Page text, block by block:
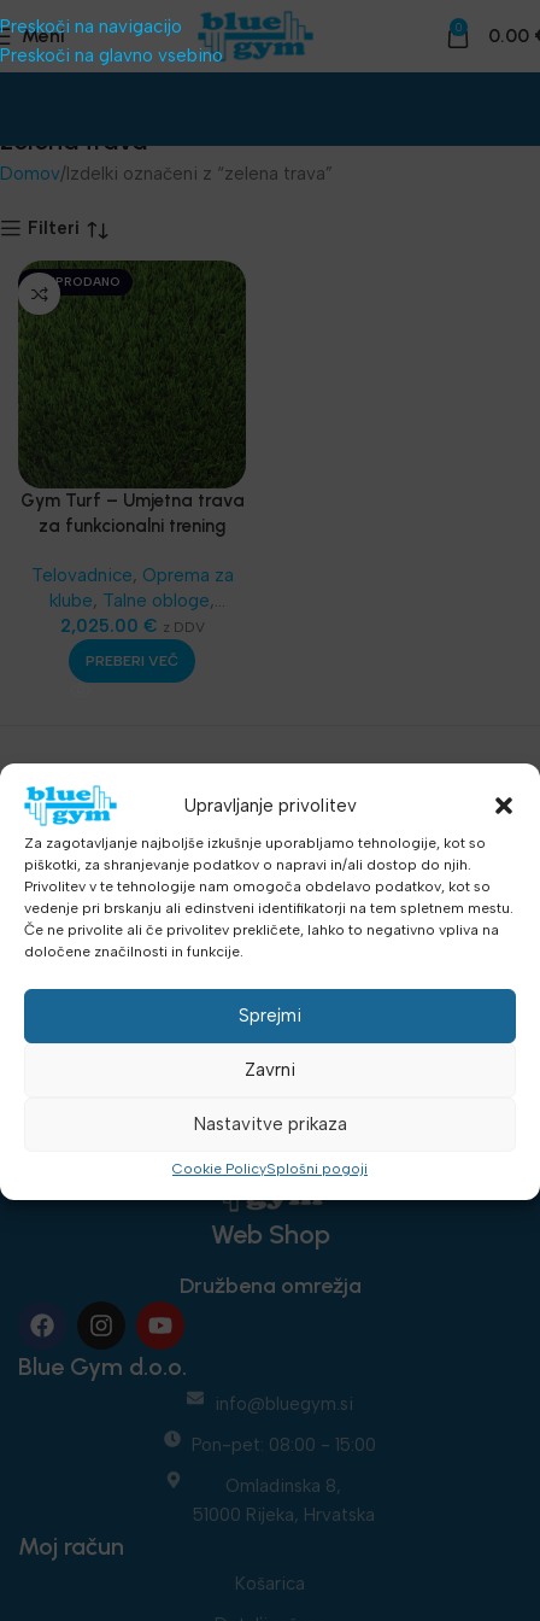
Upravljanje privolitev
Za zagotavljanje najboljše izkušnje uporabljamo tehnologije, kot so
piškotki, za shranjevanje podatkov o napravi in/ali dostop do njih.
Privolitev v te tehnologije nam omogoča obdelavo podatkov, kot so
vedenje pri brskanju ali edinstveni identifikatorji na tem spletnem mestu.
Če ne privolite ali če privolitev prekličete, lahko to negativno vpliva na
določene značilnosti in funkcije.
Sprejmi
Zavrni
Nastavitve prikaza
Cookie PolicySplošni pogoji
Preskoči na navigacijo
Preskoči na glavno vsebino
Meni 0 0.00
zelena trava
Domov Izdelki označeni z “zelena trava”
Filteri
RAZPRODANO
Gym Turf – Umjetna trava
za funkcionalni trening
Telovadnice, Oprema za
klube, Talne obloge,
Najnovejša oprema
2,025.00 € z DDV
PREBERI VEČ
Web Shop
Družbena omrežja
Blue Gym d.o.o.
info@bluegym.si
Pon-pet: 08:00 - 15:00
Omladinska 8,
51000 Rijeka, Hrvatska
Moj račun
Košarica